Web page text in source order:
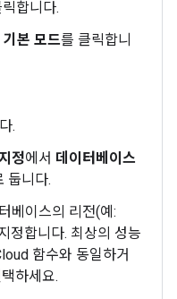
합니다.
기본 모드를 클릭합니
.
정에서 데이터베이스
둡니다.
베이스의 리전(예:
정합니다. 최상의 성능
함수와 동일하거
하세요.